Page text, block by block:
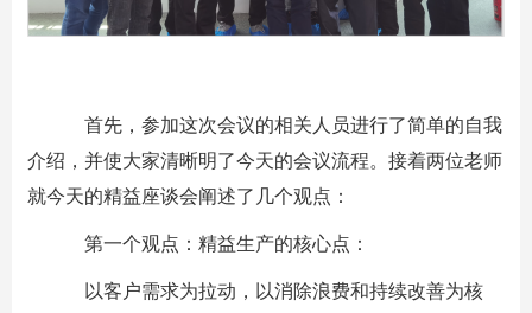
首先，参加这次会议的相关人员进行了简单的自我
介绍，并使大家清晰明了今天的会议流程。接着两位老师
就今天的精益座谈会阐述了几个观点：
第一个观点：精益生产的核心点：
以客户需求为拉动，以消除浪费和持续改善为核